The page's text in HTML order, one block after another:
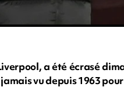
a été écrasé
vu depuis 1963 pour